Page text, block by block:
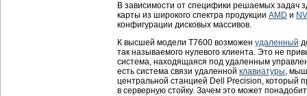
В зависимости от специфики решаемых задач
карты из широкого спектра продукции AMD и
конфигурации дисковых массивов.
К высшей модели T7600 возможен удаленный
так называемого нулевого клиента. Это не
система, находящаяся под удаленным
есть система связи удаленной клавиатуры,
центральной станцией Dell Precision, который
в серверную стойку. Зачем это может